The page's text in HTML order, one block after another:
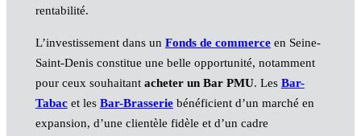
rentabilité.
L’investissement dans un Fonds de commerceen Seine-
Saint-Denis constitue une belle opportunité, notamment
pour ceux souhaitant acheter un Bar PMU. Les Bar-
Tabacet les Bar-Brasseriebénéficient d’un marché en
expansion, d’une clientèle fidèle et d’un cadre